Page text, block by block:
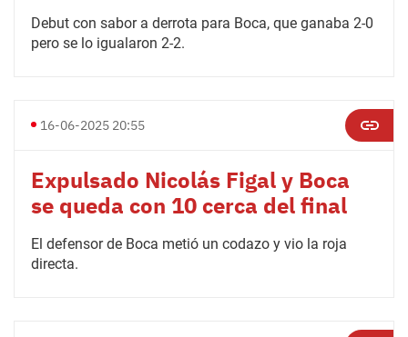
Debut con sabor a derrota para Boca, que ganaba 2-0
pero se lo igualaron 2-2.
16-06-2025 20:55
Expulsado Nicolás Figal y Boca
se queda con 10 cerca del final
El defensor de Boca metió un codazo y vio la roja
directa.